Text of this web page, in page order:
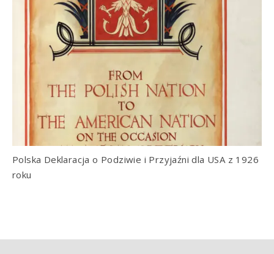
Polska Deklaracja o Podziwie i Przyjaźni dla USA z 1926
roku